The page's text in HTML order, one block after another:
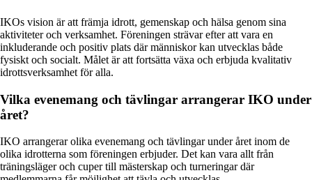
IKOs vision är att främja idrott, gemenskap och hälsa genom sina
aktiviteter och verksamhet. Föreningen strävar efter att vara en
inkluderande och positiv plats där människor kan utvecklas både
fysiskt och socialt. Målet är att fortsätta växa och erbjuda kvalitativ
idrottsverksamhet för alla.
Vilka evenemang och tävlingar arrangerar IKO under
året?
IKO arrangerar olika evenemang och tävlingar under året inom de
olika idrotterna som föreningen erbjuder. Det kan vara allt från
träningsläger och cuper till mästerskap och turneringar där